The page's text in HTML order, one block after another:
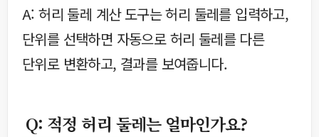
A: 허리 둘레 계산 도구는 허리 둘레를 입력하고,
단위를 선택하면 자동으로 허리 둘레를 다른
단위로 변환하고, 결과를 보여줍니다.
Q: 적정 허리 둘레는 얼마인가요?